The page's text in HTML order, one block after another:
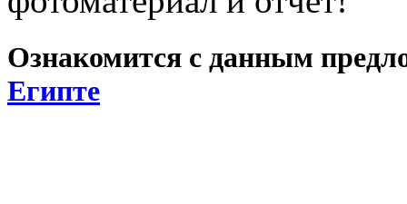
Ознакомится с данным
Египте